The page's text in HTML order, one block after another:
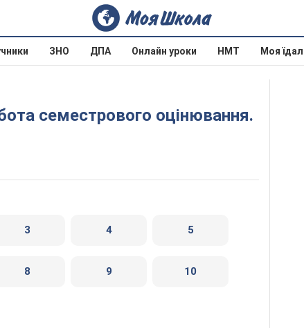
ЗНО ДПА Онлайн уроки НМТ Моя
3 4 5
8 9 10